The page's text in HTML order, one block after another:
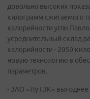
довольно высоких
килограмм сжигаемого
калорийности угли
усреднительный склад
калорийности - 2050
новую технологию в
параметров.
- ЗАО «ЛуТЭК» выгоднее